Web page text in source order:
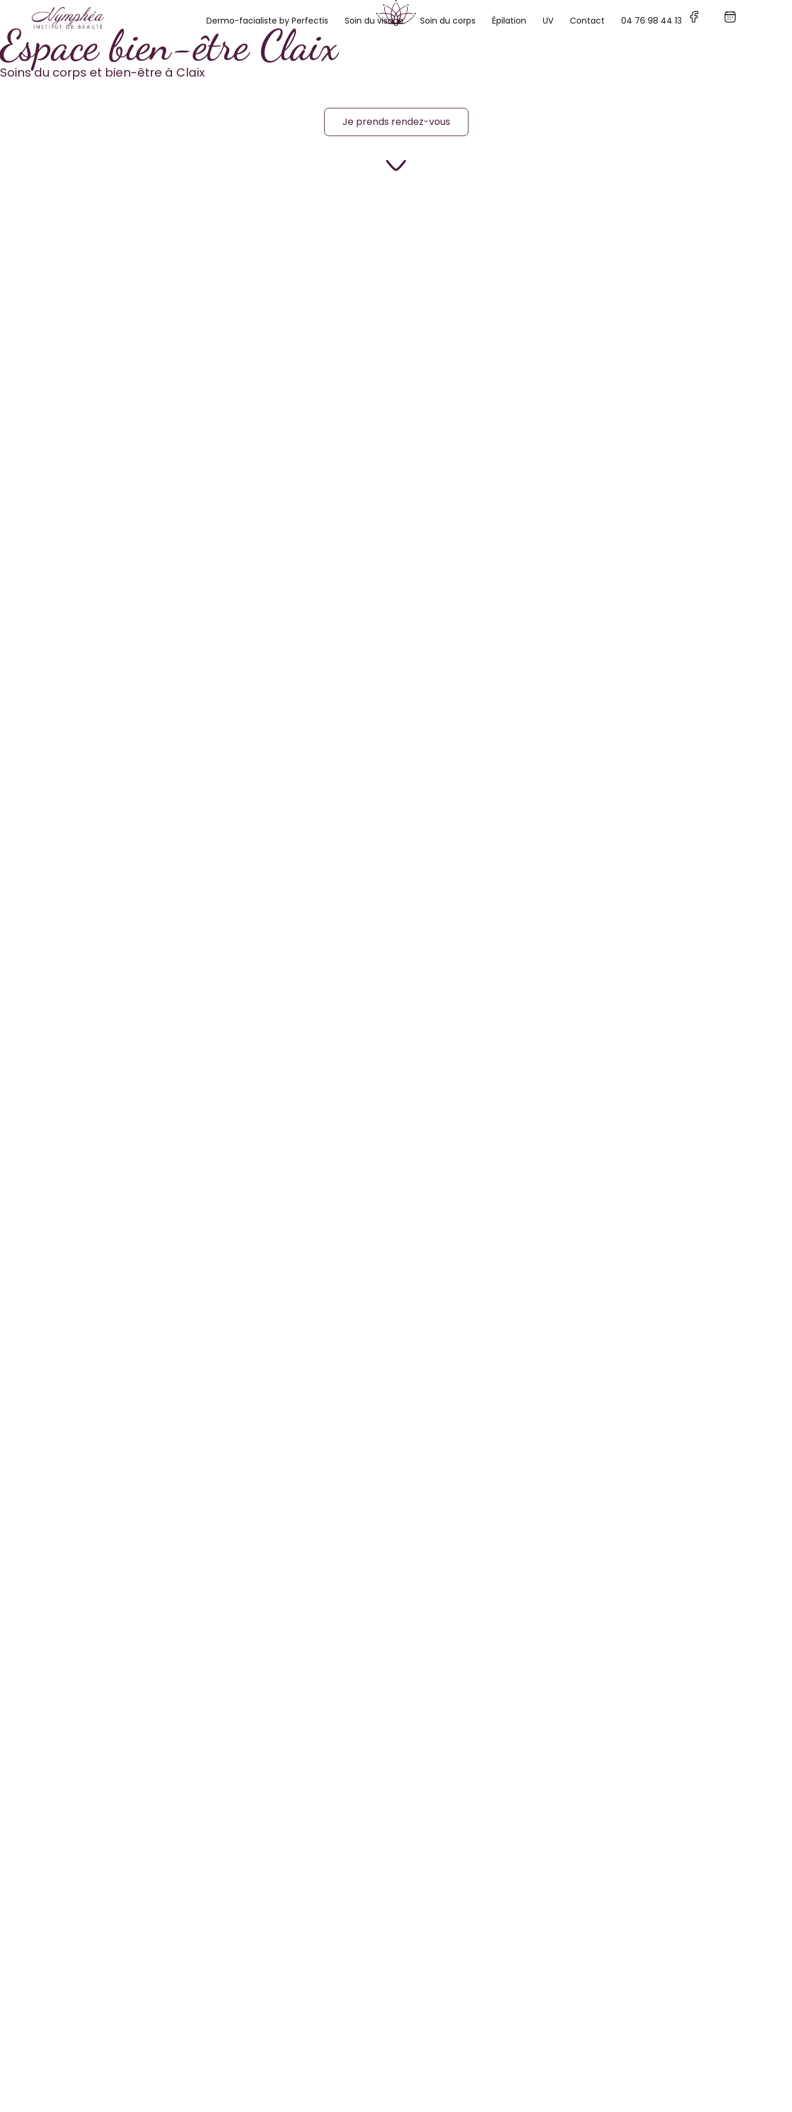
contenu
Dermo-facialiste by Perfectis Soin du visage Soin du corps Épilation UV Contact 04 76 98 44 13
Espace bien-être Claix
Soins du corps et bien-être à Claix
Je prends rendez-vous